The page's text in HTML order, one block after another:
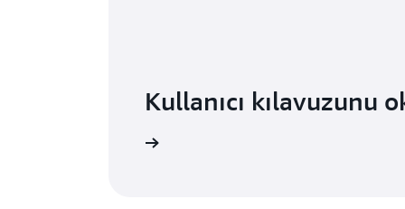
Kullanıcı kılavuzunu